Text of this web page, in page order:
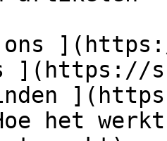
](https://
het